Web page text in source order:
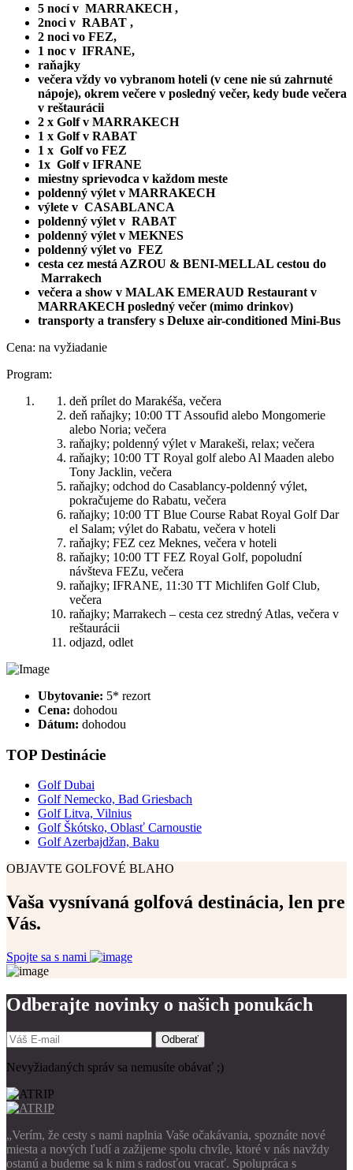
5 nocí v MARRAKECH ,
2noci v RABAT ,
2 noci vo FEZ,
1 noc v IFRANE,
raňajky
večera vždy vo vybranom hoteli (v cene nie sú zahrnuté
nápoje), okrem večere v posledný večer, kedy bude večera
v reštaurácii
2 x Golf v MARRAKECH
1 x Golf v RABAT
1 x Golf vo FEZ
1x Golf v IFRANE
miestny sprievodca v každom meste
poldenný výlet v MARRAKECH
výlete v CASABLANCA
poldenný výlet v RABAT
poldenný výlet v MEKNES
poldenný výlet vo FEZ
cesta cez mestá AZROU & BENI-MELLAL cestou do
Marrakech
večera a show v MALAK EMERAUD Restaurant v
MARRAKECH posledný večer (mimo drinkov)
transporty a transfery s Deluxe air-conditioned Mini-Bus
Cena: na vyžiadanie
Program:
deň prílet do Marakéša, večera
deň raňajky; 10:00 TT Assoufid alebo Mongomerie
alebo Noria; večera
raňajky; poldenný výlet v Marakeši, relax; večera
raňajky; 10:00 TT Royal golf alebo Al Maaden alebo
Tony Jacklin, večera
raňajky; odchod do Casablancy-poldenný výlet,
pokračujeme do Rabatu, večera
raňajky; 10:00 TT Blue Course Rabat Royal Golf Dar
el Salam; výlet do Rabatu, večera v hoteli
raňajky; FEZ cez Meknes, večera v hoteli
raňajky; 10:00 TT FEZ Royal Golf, popoludní
návšteva FEZu, večera
raňajky; IFRANE, 11:30 TT Michlifen Golf Club,
večera
raňajky; Marrakech – cesta cez stredný Atlas, večera v
reštaurácii
odjazd, odlet
Ubytovanie: 5* rezort
Cena: dohodou
Dátum: dohodou
TOP Destinácie
Golf Dubai
Golf Nemecko, Bad Griesbach
Golf Litva, Vilnius
Golf Škótsko, Oblasť Carnoustie
Golf Azerbajdžan, Baku
OBJAVTE GOLFOVÉ BLAHO
Vaša vysnívaná golfová destinácia, len pre
Vás.
Spojte sa s nami
Odberajte novinky o našich ponukách
Odberať
Nevyžiadaných správ sa nemusíte obávať ;)
„Verím, že cesty s nami naplnia Vaše očakávania, spoznáte nové
miesta a nových ľudí a zažijeme spolu chvíle, ktoré v nás navždy
ostanú a budeme sa k nim s radosťou vracať. Spolupráca s